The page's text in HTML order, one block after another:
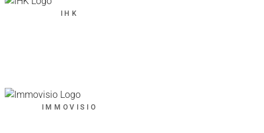
IHK
IMMOVISIO